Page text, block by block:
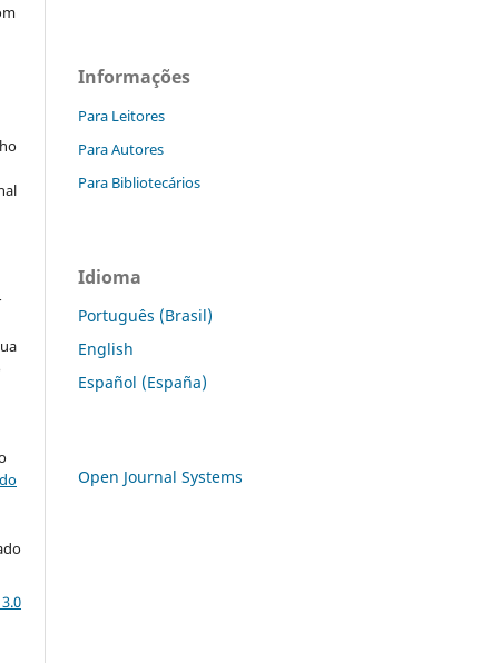
Informações
Para Leitores
Para Autores
Para Bibliotecários
Idioma
Português (Brasil)
English
Español (España)
Open Journal Systems